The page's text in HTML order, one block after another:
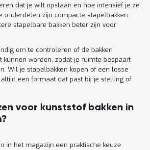
dat je wilt opslaan en hoe intensief je ze
onderdelen zijn compacte stapelbakken
stapelbare bakken beter zijn voor
om te controleren of de bakken
kunnen worden, zodat je ruimte bespaart
Wil je stapelbakken kopen of een losse
een formaat dat past bij je stelling of
voor kunststof bakken in
in het magazijn een praktische keuze